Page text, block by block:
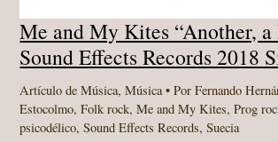
Me and My Kites “Another, a
Sound Effects Records 2018
Artículo de Música,Música • PorFernando
Estocolmo,Folk rock,Me and My Kites,Prog
psicodélico,Sound Effects Records,Suecia